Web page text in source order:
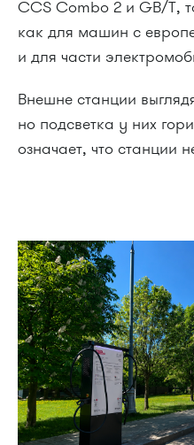
CCS Combo 2 и GB/T,
как для машин с
и для части
Внешне станции
но подсветка у них
означает, что станции